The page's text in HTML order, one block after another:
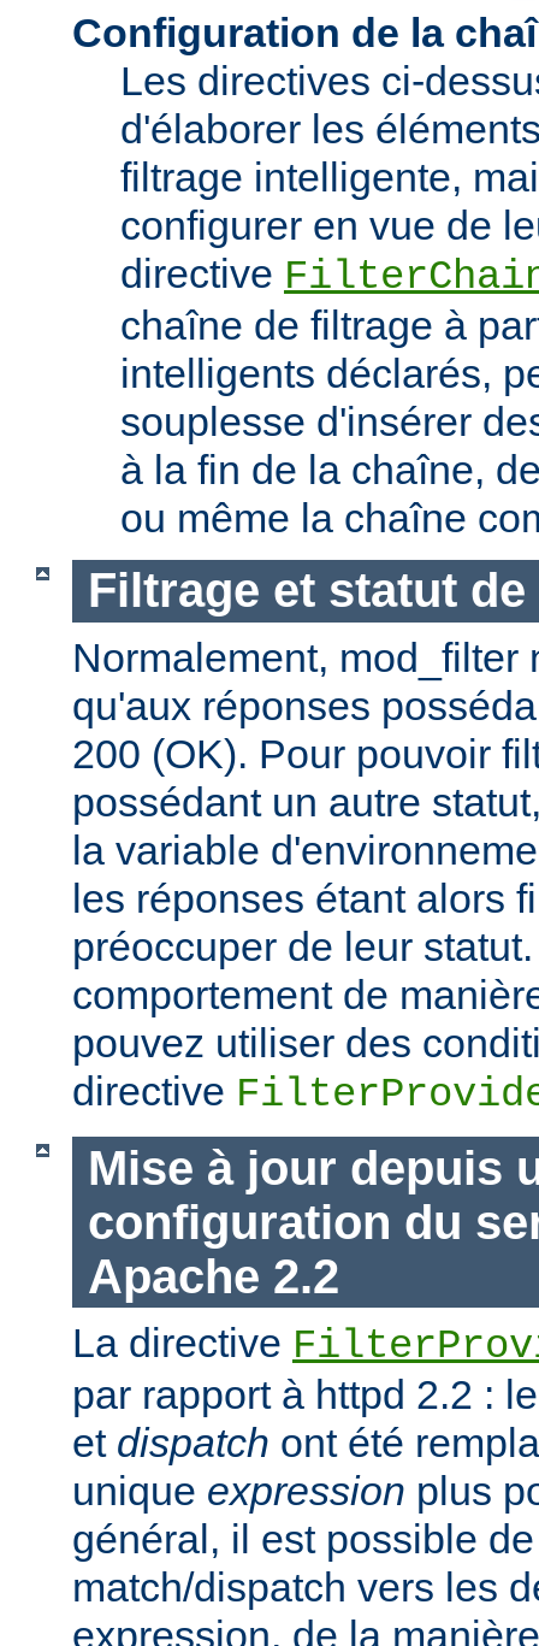
Configuration de la
Les directives ci-
d'élaborer les
filtrage intelligente,
configurer en vue de
directive
chaîne de filtrage à
intelligents déclarés,
souplesse d'insérer
à la fin de la chaîne,
ou même la chaîne
Filtrage et statut
Normalement, mod_filter
qu'aux réponses
200 (OK). Pour pouvoir
possédant un autre
la variable
les réponses étant alors
préoccuper de leur
comportement de
pouvez utiliser des
directive
Mise à jour depuis
configuration du
Apache 2.2
La directive
par rapport à httpd 2.2 :
et dispatch ont été
unique expression plus
général, il est possible
match/dispatch vers les
expression, de la